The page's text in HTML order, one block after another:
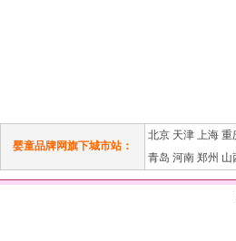
婴童品牌网旗下城市站：
北京 天津 上海 重
青岛 河南 郑州 山